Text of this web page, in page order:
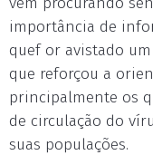
importância de
quef or avistado
que reforçou a
principalmente os
de circulação do
suas populações.